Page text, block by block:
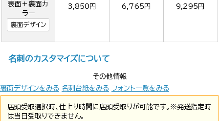
表面＋裏面カ
ラー
裏面デザイン
3,850円 6,765円 9,295円
名刺のカスタマイズについて
その他情報
裏面デザインをみる 名刺台紙をみる フォント一覧をみる
店頭受取選択時、仕上り時間に店頭受取りが可能です。※発送指定時
は当日受取りできません。